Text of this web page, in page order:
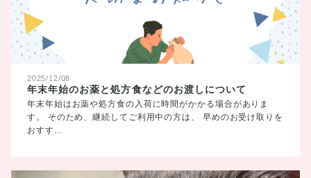
2025/12/08
年末年始のお薬と処方食などのお渡しについて
年末年始はお薬や処方食の入荷に時間がかかる場合がありま
す。 そのため、継続してご利用中の方は、 早めのお受け取りを
おすす…